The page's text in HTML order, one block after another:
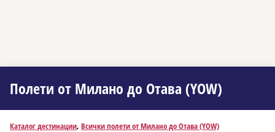
Полети от Миланo до Отава (YOW)
Каталог дестинации, Всички полети от Миланo до Отава (YOW)